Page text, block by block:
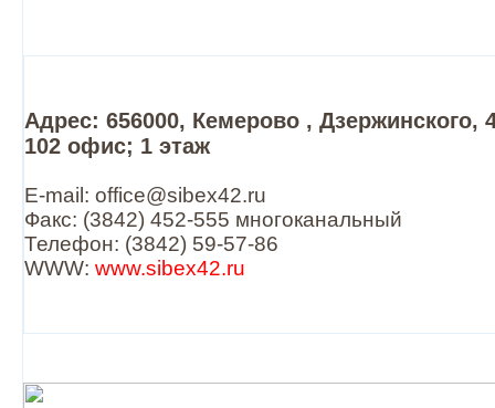
Адрес: 656000, Кемерово , Дзержинского,
102 офис; 1 этаж
E-mail: office@sibex42.ru
Факс: (3842) 452-555 многоканальный
Телефон: (3842) 59-57-86
WWW: www.sibex42.ru